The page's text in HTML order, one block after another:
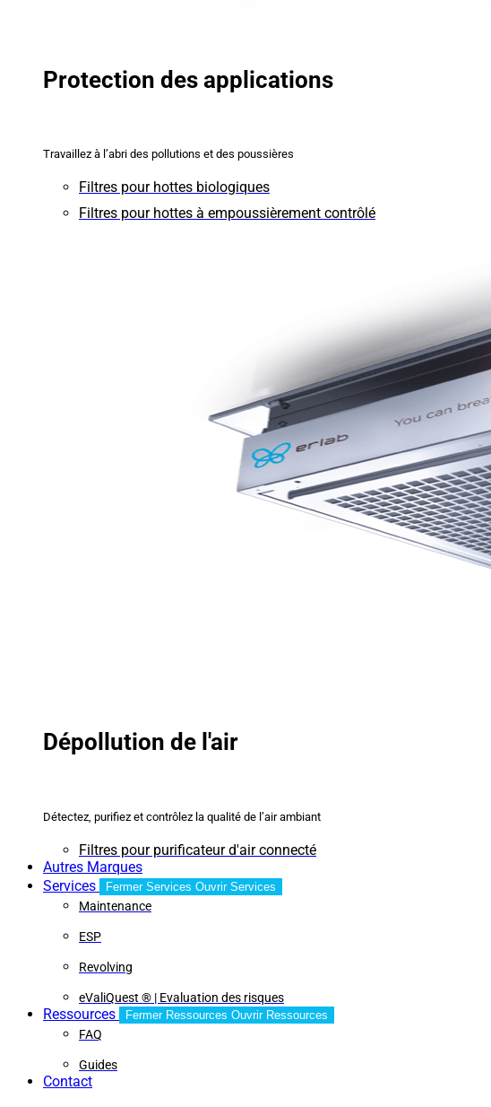
Protection des applications
Travaillez à l’abri des pollutions et des poussières
Filtres pour hottes biologiques
Filtres pour hottes à empoussièrement contrôlé
Dépollution de l'air
Détectez, purifiez et contrôlez la qualité de l’air ambiant
Filtres pour purificateur d'air connecté
Autres Marques
Services
Fermer Services Ouvrir Services
Maintenance
ESP
Revolving
eValiQuest ® | Evaluation des risques
Ressources Fermer Ressources Ouvrir Ressources
FAQ
Guides
Contact